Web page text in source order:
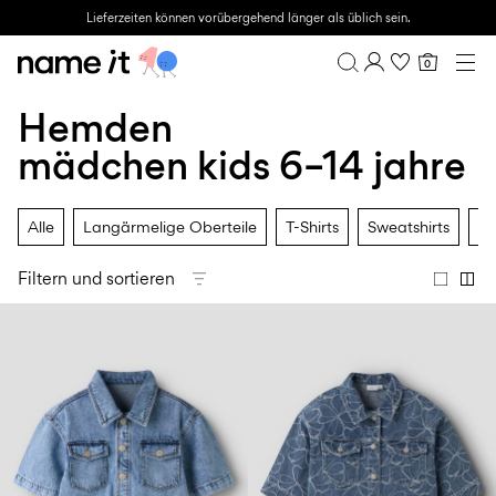
Lieferzeiten können vorübergehend länger als üblich sein.
Bestellhistorie
Profil
Wunschliste
FAQ
0
MINI 1½–8 JAHRE
KIDS 6–14 JAHRE
TEEN
SALE
ACTIVEWEAR
Approved
for
Back
to
Essentials
für
Lotto
Sport
Clogs
Hemden
mädchen kids 6–14 jahre
Alle Langärmelige Oberteile T-Shirts Sweatshirts
Filtern und sortieren